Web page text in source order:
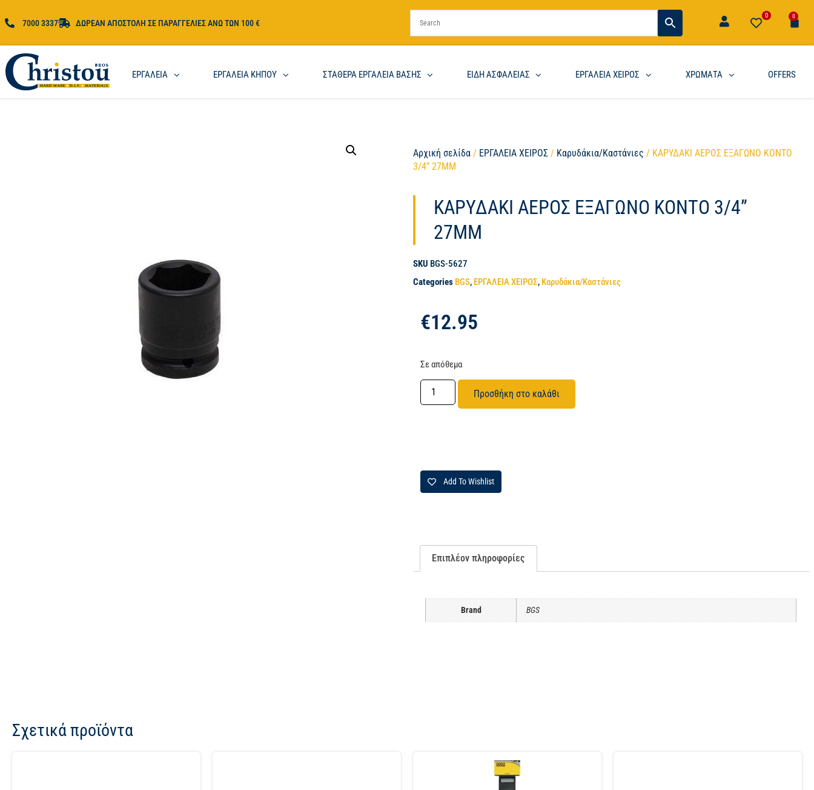
7000 3337 ΔΩΡΕΑΝ ΑΠΟΣΤΟΛΗ ΣΕ ΠΑΡΑΓΓΕΛΙΕΣ ΑΝΩ ΤΩΝ 100 €
0 0
ΕΡΓΑΛΕΙΑ ΕΡΓΑΛΕΙΑ ΚΗΠΟΥ ΣΤΑΘΕΡΑ ΕΡΓΑΛΕΙΑ ΒΑΣΗΣ ΕΙΔΗ ΑΣΦΑΛΕΙΑΣ ΕΡΓΑΛΕΙΑ ΧΕΙΡΟΣ ΧΡΩΜΑΤΑ OFFERS
Αρχική σελίδα / ΕΡΓΑΛΕΙΑ ΧΕΙΡΟΣ / Καρυδάκια/Καστάνιες / ΚΑΡΥΔΑΚΙ ΑΕΡΟΣ ΕΞΑΓΩΝΟ ΚΟΝΤΟ
3/4” 27MM
ΚΑΡΥΔΑΚΙ ΑΕΡΟΣ ΕΞΑΓΩΝΟ ΚΟΝΤΟ 3/4”
27MM
SKU BGS-5627
Categories BGS, ΕΡΓΑΛΕΙΑ ΧΕΙΡΟΣ, Καρυδάκια/Καστάνιες
€12.95
Σε απόθεμα
Προσθήκη στο καλάθι
Add To Wishlist
Επιπλέον πληροφορίες
Brand BGS
Σχετικά προϊόντα